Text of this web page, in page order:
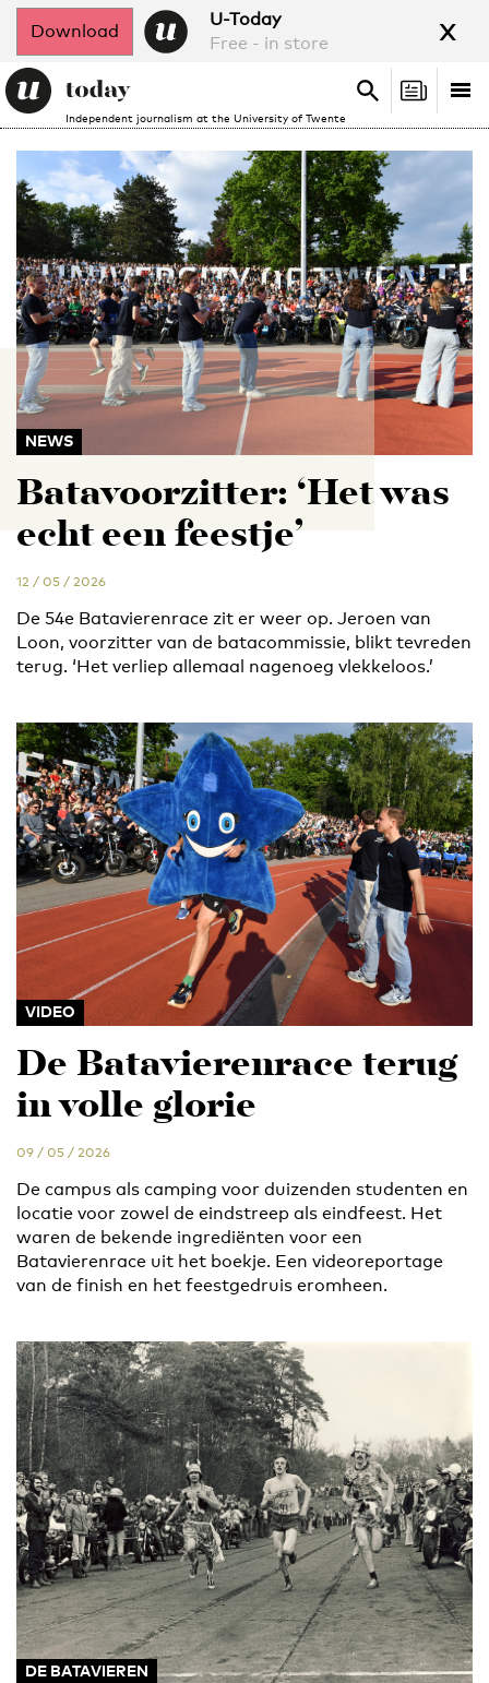
Download
U-Today
Free - in store
x
Independent journalism at the University of Twente
Search
Search
NEWS
Batavoorzitter: ‘Het was
echt een feestje’
12 / 05 / 2026
De 54e Batavierenrace zit er weer op. Jeroen van
Loon, voorzitter van de batacommissie, blikt tevreden
terug. ‘Het verliep allemaal nagenoeg vlekkeloos.’
VIDEO
De Batavierenrace terug
in volle glorie
09 / 05 / 2026
De campus als camping voor duizenden studenten en
locatie voor zowel de eindstreep als eindfeest. Het
waren de bekende ingrediënten voor een
Batavierenrace uit het boekje. Een videoreportage
van de finish en het feestgedruis eromheen.
DE BATAVIEREN